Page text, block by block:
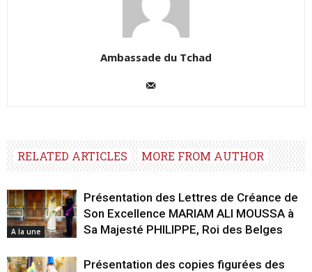
Ambassade du Tchad
RELATED ARTICLES MORE FROM AUTHOR
A la une
Présentation des Lettres de Créance de
Son Excellence MARIAM ALI MOUSSA à
Sa Majesté PHILIPPE, Roi des Belges
Présentation des copies figurées des